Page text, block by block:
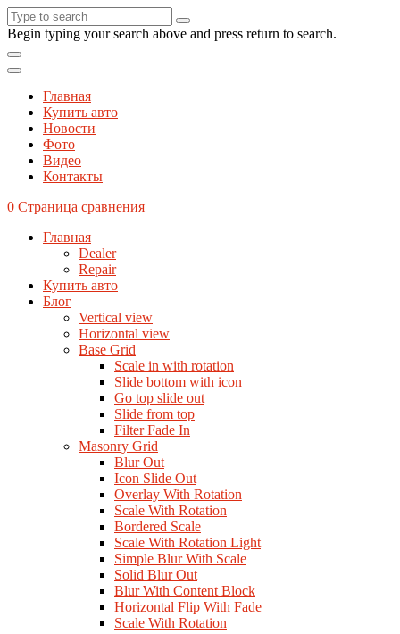
Begin typing your search above and press return to search.
Главная
Купить авто
Новости
Фото
Видео
Контакты
0 Страница сравнения
Главная
Dealer
Repair
Купить авто
Блог
Vertical view
Horizontal view
Base Grid
Scale in with rotation
Slide bottom with icon
Go top slide out
Slide from top
Filter Fade In
Masonry Grid
Blur Out
Icon Slide Out
Overlay With Rotation
Scale With Rotation
Bordered Scale
Scale With Rotation Light
Simple Blur With Scale
Solid Blur Out
Blur With Content Block
Horizontal Flip With Fade
Scale With Rotation